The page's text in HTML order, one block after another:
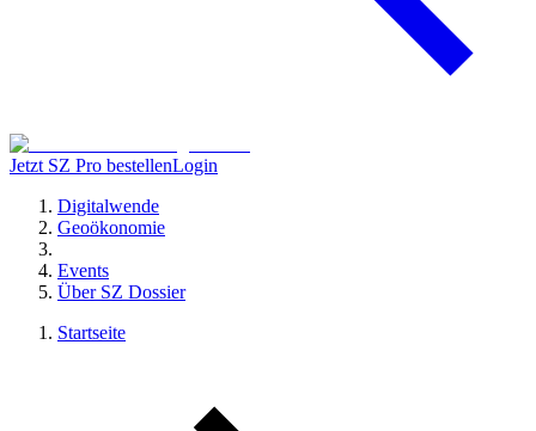
Jetzt SZ Pro bestellenLogin
Digitalwende
Geoökonomie
Events
Über SZ Dossier
Startseite